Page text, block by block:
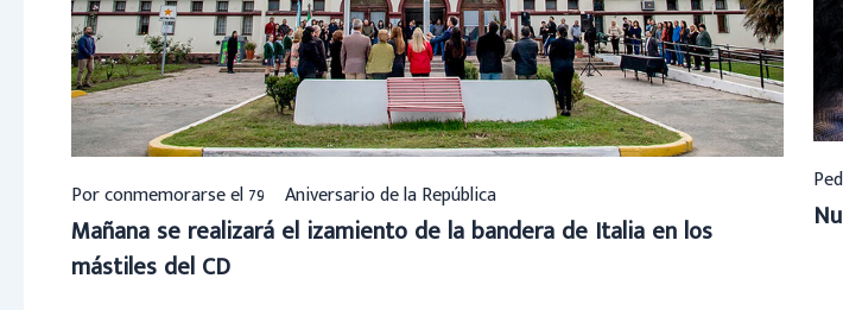
Por conmemorarse el 79º Aniversario de la República
Mañana se realizará el izamiento de la bandera de Italia en los
mástiles del CD